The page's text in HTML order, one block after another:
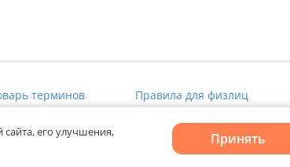
терминов Правила для физлиц
Рекламное сотрудничество
сайта, его улучшения,
Принять